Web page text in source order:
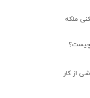
ملکه
چیست؟
از کار